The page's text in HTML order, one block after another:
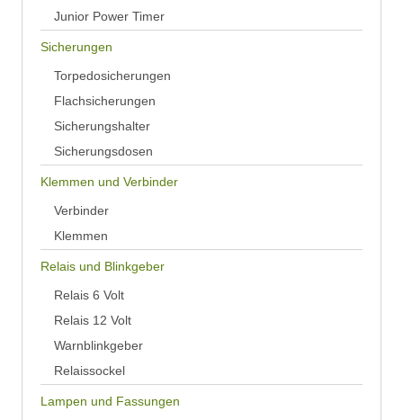
Junior Power Timer
Sicherungen
Torpedosicherungen
Flachsicherungen
Sicherungshalter
Sicherungsdosen
Klemmen und Verbinder
Verbinder
Klemmen
Relais und Blinkgeber
Relais 6 Volt
Relais 12 Volt
Warnblinkgeber
Relaissockel
Lampen und Fassungen